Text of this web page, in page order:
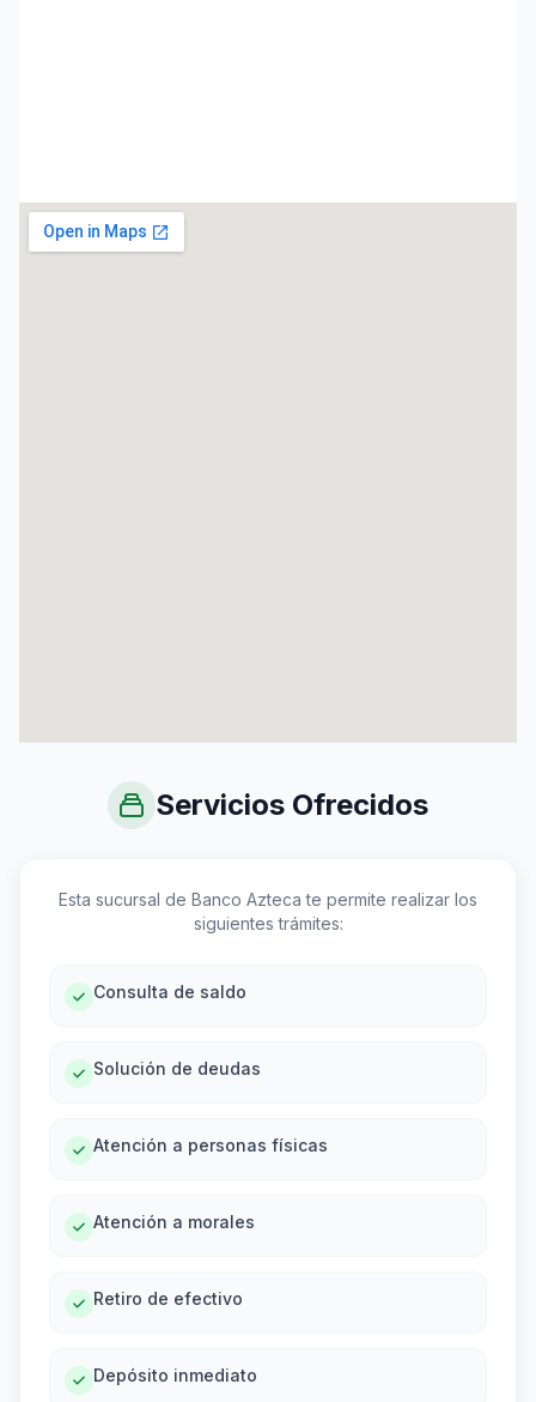
Servicios Ofrecidos
Esta sucursal de Banco Azteca te permite realizar los
siguientes trámites:
Consulta de saldo
Solución de deudas
Atención a personas físicas
Atención a morales
Retiro de efectivo
Depósito inmediato